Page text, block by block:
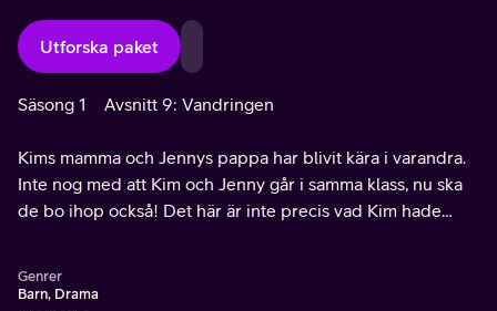
Utforska paket
Säsong 1 Avsnitt 9: Vandringen
Kims mamma och Jennys pappa har blivit kära i varandra.
Inte nog med att Kim och Jenny går i samma klass, nu ska
de bo ihop också! Det här är inte precis vad Kim hade
Genrer
Barn, Drama